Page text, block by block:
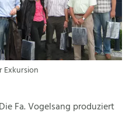
Exkursion
Fa. Vogelsang produziert